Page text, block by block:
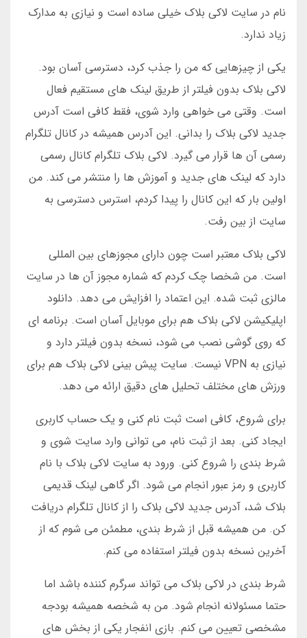
نام در سایت لاکی بلاک خیلی ساده است و نیازی به مدارک
زیاد ندارد.
یکی از چیزهایی که من را جذب کرد، دسترسی آسان بود.
لاکی بلاک بدون فیلتر از طریق لینک های مستقیم فعال
است. وقتی می خواهی وارد شوی، فقط کافی است آدرس
جدید لاکی بلاک را بدانی. این آدرس همیشه در کانال تلگرام
رسمی آن ها قرار می گیرد. لاکی بلاک تلگرام کانال رسمی
دارد که لینک های جدید و آموزش ها را منتشر می کند. من
اولین بار که این کانال را پیدا کردم، استرس دسترسی به
سایت از بین رفت.
لاکی بلاک معتبر است چون دارای مجوزهای بین المللی
است. من شخصا چک کردم که شماره مجوز آن ها در سایت
مالزی ثبت شده. این اعتماد را افزایش می دهد. دانلود
اپلیکیشن لاکی بلاک هم برای موبایل آسان است. برنامه ای
که روی گوشی نصب می شود، نسخه بدون فیلتر دارد و
نیازی به VPN نیست. سایت پیش بینی لاکی بلاک هم برای
ورزش های مختلف تحلیل های دقیق ارائه می دهد.
برای شروع، کافی است ثبت نام کنی و یک حساب کاربری
ایجاد کنی. بعد از ثبت نام، می توانی وارد سایت شوی و
شرط بندی را شروع کنی. ورود به سایت لاکی بلاک با نام
کاربری و رمز عبور انجام می شود. اگر گاهی لینک قدیمی
بلاک شد، آدرس جدید لاکی بلاک را از کانال تلگرام دریافت
کن. من همیشه قبل از شرط بندی، مطمئن می شوم که از
آخرین نسخه بدون فیلتر استفاده می کنم.
شرط بندی در لاکی بلاک می تواند سرگرم کننده باشد اما
حتما مسئولانه انجام شود. من به شخصه همیشه بودجه
مشخصی تعیین می کنم. بازی انفجار یکی از بخش های